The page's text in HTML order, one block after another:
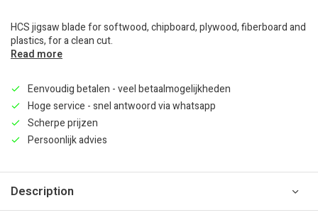
HCS jigsaw blade for softwood, chipboard, plywood, fiberboard and
plastics, for a clean cut.
Read more
Eenvoudig betalen - veel betaalmogelijkheden
Hoge service - snel antwoord via whatsapp
Scherpe prijzen
Persoonlijk advies
Description